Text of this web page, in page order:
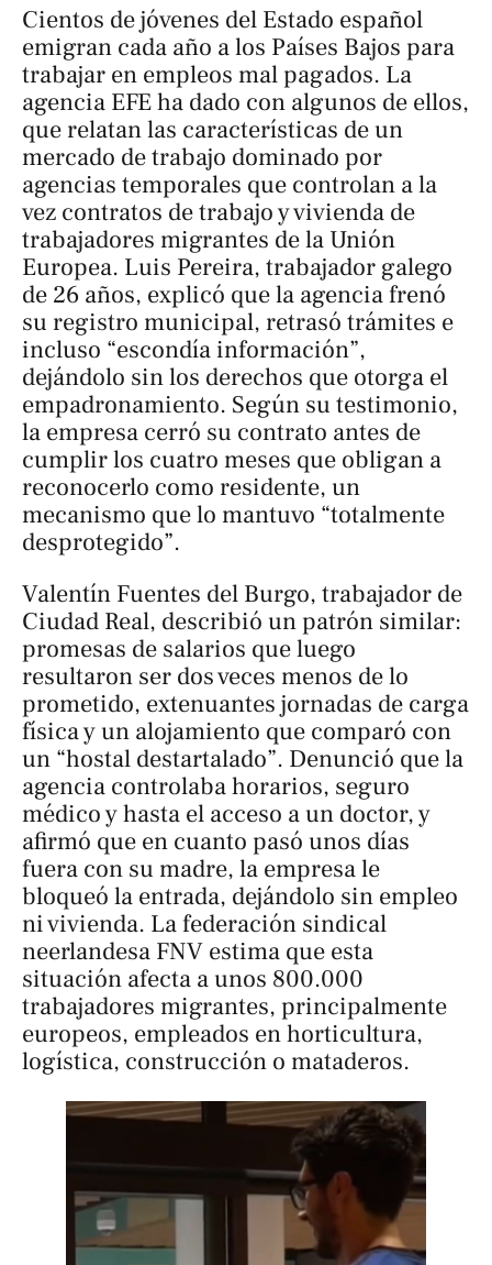
Cientos de jóvenes del Estado español
emigran cada año a los Países Bajos para
trabajar en empleos mal pagados. La
agencia EFE ha dado con algunos de ellos,
que relatan las características de un
mercado de trabajo dominado por
agencias temporales que controlan a la
vez contratos de trabajo y vivienda de
trabajadores migrantes de la Unión
Europea. Luis Pereira, trabajador galego
de 26 años, explicó que la agencia frenó
su registro municipal, retrasó trámites e
incluso “escondía información”,
dejándolo sin los derechos que otorga el
empadronamiento. Según su testimonio,
la empresa cerró su contrato antes de
cumplir los cuatro meses que obligan a
reconocerlo como residente, un
mecanismo que lo mantuvo “totalmente
desprotegido”.
Valentín Fuentes del Burgo, trabajador de
Ciudad Real, describió un patrón similar:
promesas de salarios que luego
resultaron ser dos veces menos de lo
prometido, extenuantes jornadas de carga
física y un alojamiento que comparó con
un “hostal destartalado”. Denunció que la
agencia controlaba horarios, seguro
médico y hasta el acceso a un doctor, y
afirmó que en cuanto pasó unos días
fuera con su madre, la empresa le
bloqueó la entrada, dejándolo sin empleo
ni vivienda. La federación sindical
neerlandesa FNV estima que esta
situación afecta a unos 800.000
trabajadores migrantes, principalmente
europeos, empleados en horticultura,
logística, construcción o mataderos.